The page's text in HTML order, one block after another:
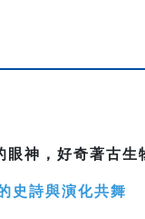
神，好奇著古生
史詩與演化共舞